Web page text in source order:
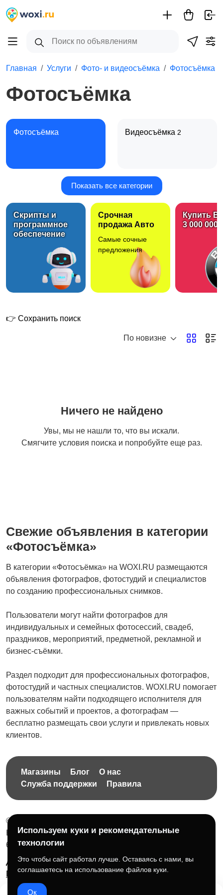
Главная Услуги Фото- и видеосъёмка Фотосъёмка
Фотосъёмка
Фотосъёмка Видеосъёмка 2
Аренда фотостудииПоказать все категории
Скрипты и
программное
обеспечение
Срочная
продажа Авто
Самые сочные
предложения
Купить
3 000 000
👉 Сохранить поиск
По новизне
Ничего не найдено
Увы, мы не нашли то, что вы искали.
Смягчите условия поиска и попробуйте еще раз.
Свежие объявления в категории
«Фотосъёмка»
В категории «Фотосъёмка» на WOXI.RU размещаются
объявления фотографов, фотостудий и специалистов
по созданию профессиональных снимков.
Пользователи могут найти фотографов для
индивидуальных и семейных фотосессий, свадеб,
праздников, мероприятий, предметной, рекламной и
бизнес-съёмки.
Раздел подходит для профессиональных фотографов,
фотостудий и частных специалистов. WOXI.RU помогает
пользователям найти подходящего исполнителя для
важных событий и проектов, а фотографам —
бесплатно размещать свои услуги и привлекать новых
клиентов.
Магазины Блог
О нас
Служба поддержки
Правила
© 2026 Бесплатная доска объявлений без ограничений
НПД Краснорудская Анастасия Игоревна, ИНН:
614404606809
Документы и правила платформы
Для бизнеса
Партнёрам
Roadmap ☕ Поддержать проект
Используем куки и рекомендательные
технологии
Это чтобы сайт работал лучше. Оставаясь с нами, вы
соглашаетесь на использование файлов куки.
Ок